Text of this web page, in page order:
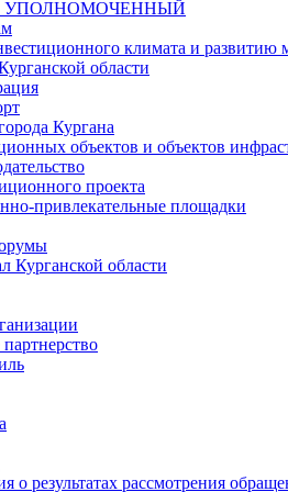
климата и развитию
области
Кургана
объектов и объектов
проекта
привлекательные площадки
Курганской области
о результатах рассмотрения